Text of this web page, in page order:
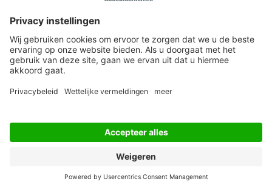
Werken bij ons
Privacy Statement
Algemene Voorwaarden
Privacyinstellingen